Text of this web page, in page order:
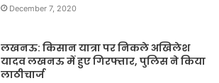
December 7, 2020
लखनऊ: किसान यात्रा पर निकले अखिलेश
यादव लखनऊ में हुए गिरफ्तार, पुलिस ने किया
लाठीचार्ज